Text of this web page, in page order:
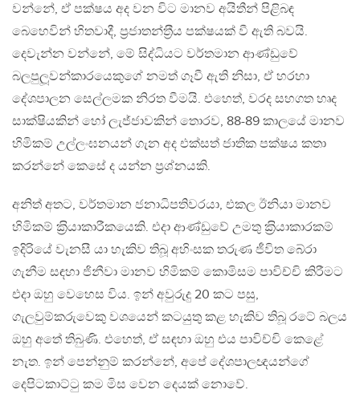
වන්නේ, ඒ පක්ෂය අද වන විට මානව අයිතීන් පිළිබඳ
බෙහෙවින් හිතවාදී, ප‍්‍රජාතන්ත‍්‍රීය පක්ෂයක් වී ඇති බවයි.
දෙවැන්න වන්නේ, මේ සිද්ධියට වර්තමාන ආණ්ඩුවේ
බලපුලූවන්කාරයෙකුගේ නමත් ගෑවී ඇති නිසා, ඒ හරහා
දේශපාලන සෙල්ලමක නිරත වීමයි. එහෙත්, වරද සහගත හෘද
සාක්ෂියකින් හෝ ලැජ්ජාවකින් තොරව, 88-89 කාලයේ මානව
හිමිකම් උල්ලංඝනයන් ගැන අද එක්සත් ජාතික පක්ෂය කතා
කරන්නේ කෙසේ ද යන්න ප‍්‍රශ්නයකි.
අනිත් අතට, වර්තමාන ජනාධිපතිවරයා, එකල ඊනියා මානව
හිමිකම් ක‍්‍රියාකාරීකයෙකි. එදා ආණ්ඩුවේ උමතු ක‍්‍රියාකාරකම්
ඉදිරියේ වැනසී යා හැකිව තිබූ අහිංසක තරුණ ජීවිත බේරා
ගැනීම සඳහා ජිනීවා මානව හිමිකම් කොමිසම පාවිච්චි කිරීමට
එදා ඔහු වෙහෙස විය. ඉන් අවුරුදු 20 කට පසු,
ගැලවුම්කරුවෙකු වශයෙන් කටයුතු කළ හැකිව තිබූ රටේ බලය
ඔහු අතේ තිබුණි. එහෙත්, ඒ සඳහා ඔහු එය පාවිච්චි කෙළේ
නැත. ඉන් පෙන්නුම් කරන්නේ, අපේ දේශපාලඥයන්ගේ
දෙපිටකාට්ටු කම මිස වෙන දෙයක් නොවේ.